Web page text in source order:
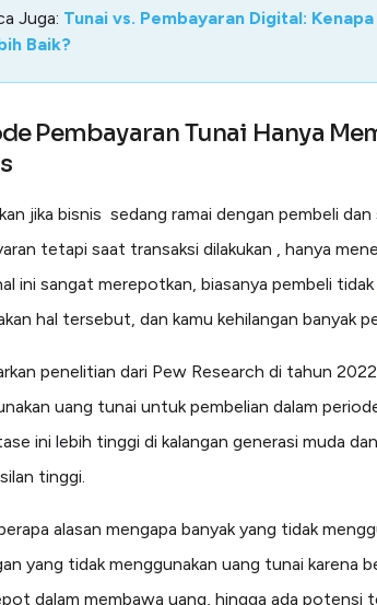
Juga: Tunai vs. Pembayaran Digital:
Baik?
Pembayaran Tunai Hanya
jika bisnis sedang ramai dengan pembeli dan
tetapi saat transaksi dilakukan , hanya
ini sangat merepotkan, biasanya pembeli
hal tersebut, dan kamu kehilangan banyak
penelitian dari Pew Research di tahun
uang tunai untuk pembelian dalam
ini lebih tinggi di kalangan generasi muda
tinggi.
alasan mengapa banyak yang tidak
yang tidak menggunakan uang tunai karena
dalam membawa uang, hingga ada potensi